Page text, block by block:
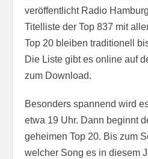
veröffentlicht Radio
Titelliste der Top 837 mit
Top 20 bleiben traditionell
Die Liste gibt es online auf
zum Download.
Besonders spannend wird
etwa 19 Uhr. Dann beginnt
geheimen Top 20. Bis zum
welcher Song es in diesem